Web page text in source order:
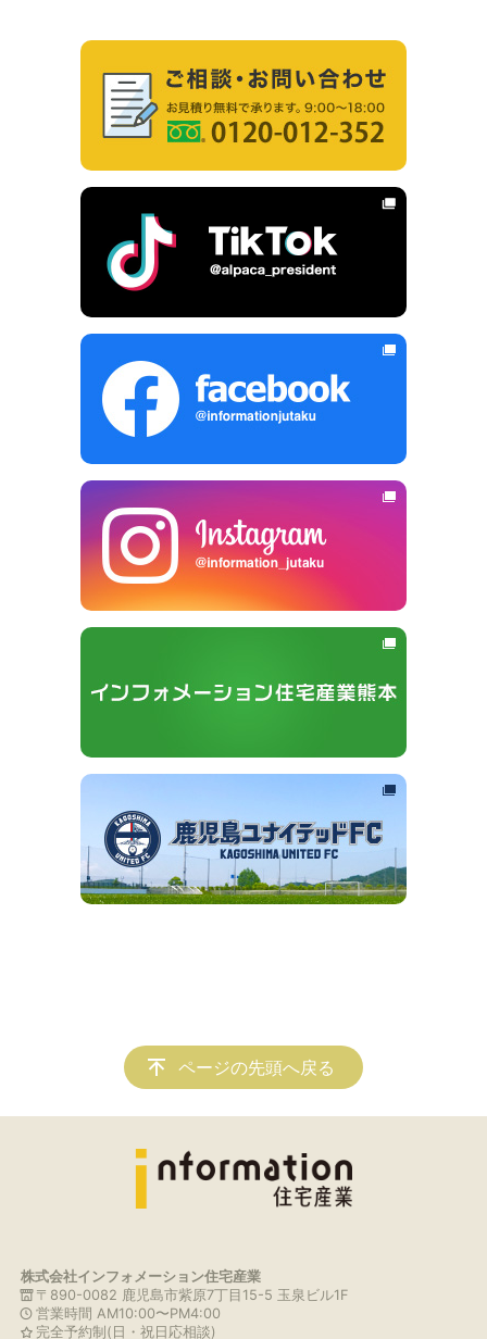
ページの先頭へ戻る
株式会社インフォメーション住宅産業
〒890-0082 鹿児島市紫原7丁目15-5 玉泉ビル1F
営業時間 AM10:00〜PM4:00
完全予約制(日・祝日応相談)